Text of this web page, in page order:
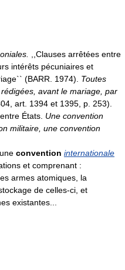
,,Clauses arrêtées entre
intérêts pécuniaires et
(BARR. 1974). Toutes
avant le mariage, par
art. 1394 et 1395, p. 253).
États. Une convention
militaire, une convention
convention internationale
et comprenant :
armes atomiques, la
de celles-ci, et
existantes...